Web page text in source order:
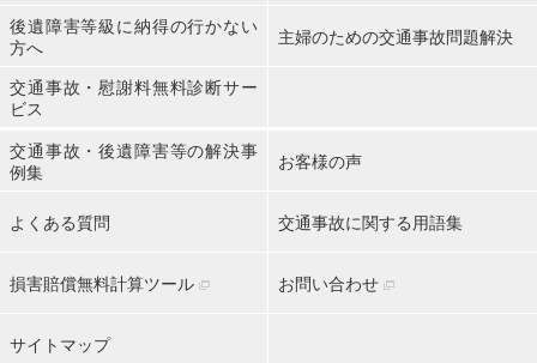
後遺障害等級に納得の行かない
方へ
主婦のための交通事故問題解決
交通事故・慰謝料無料診断サー
ビス
交通事故・後遺障害等の解決事
例集
お客様の声
よくある質問 交通事故に関する用語集
損害賠償無料計算ツール お問い合わせ
サイトマップ